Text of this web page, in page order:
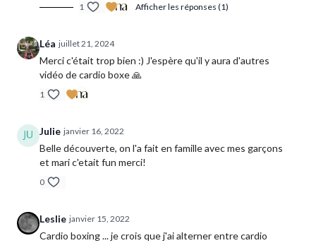
1 Afficher les réponses (1)
Léa juillet 21, 2024
Merci c'était trop bien :) J'espère qu'il y aura d'autres
vidéo de cardio boxe 🙏
1
Julie janvier 16, 2022
Belle découverte, on l'a fait en famille avec mes garçons
et mari c'etait fun merci!
0
Leslie janvier 15, 2022
Cardio boxing ... je crois que j'ai alterner entre cardio